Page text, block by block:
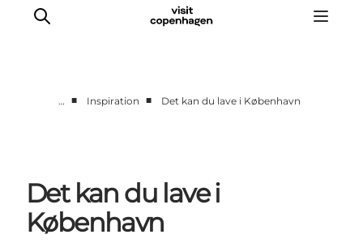
Spis & drik
Områder
Planlæg din tur
… ■ Inspiration ■ Det kan du lave i København
Det kan du lave i
København